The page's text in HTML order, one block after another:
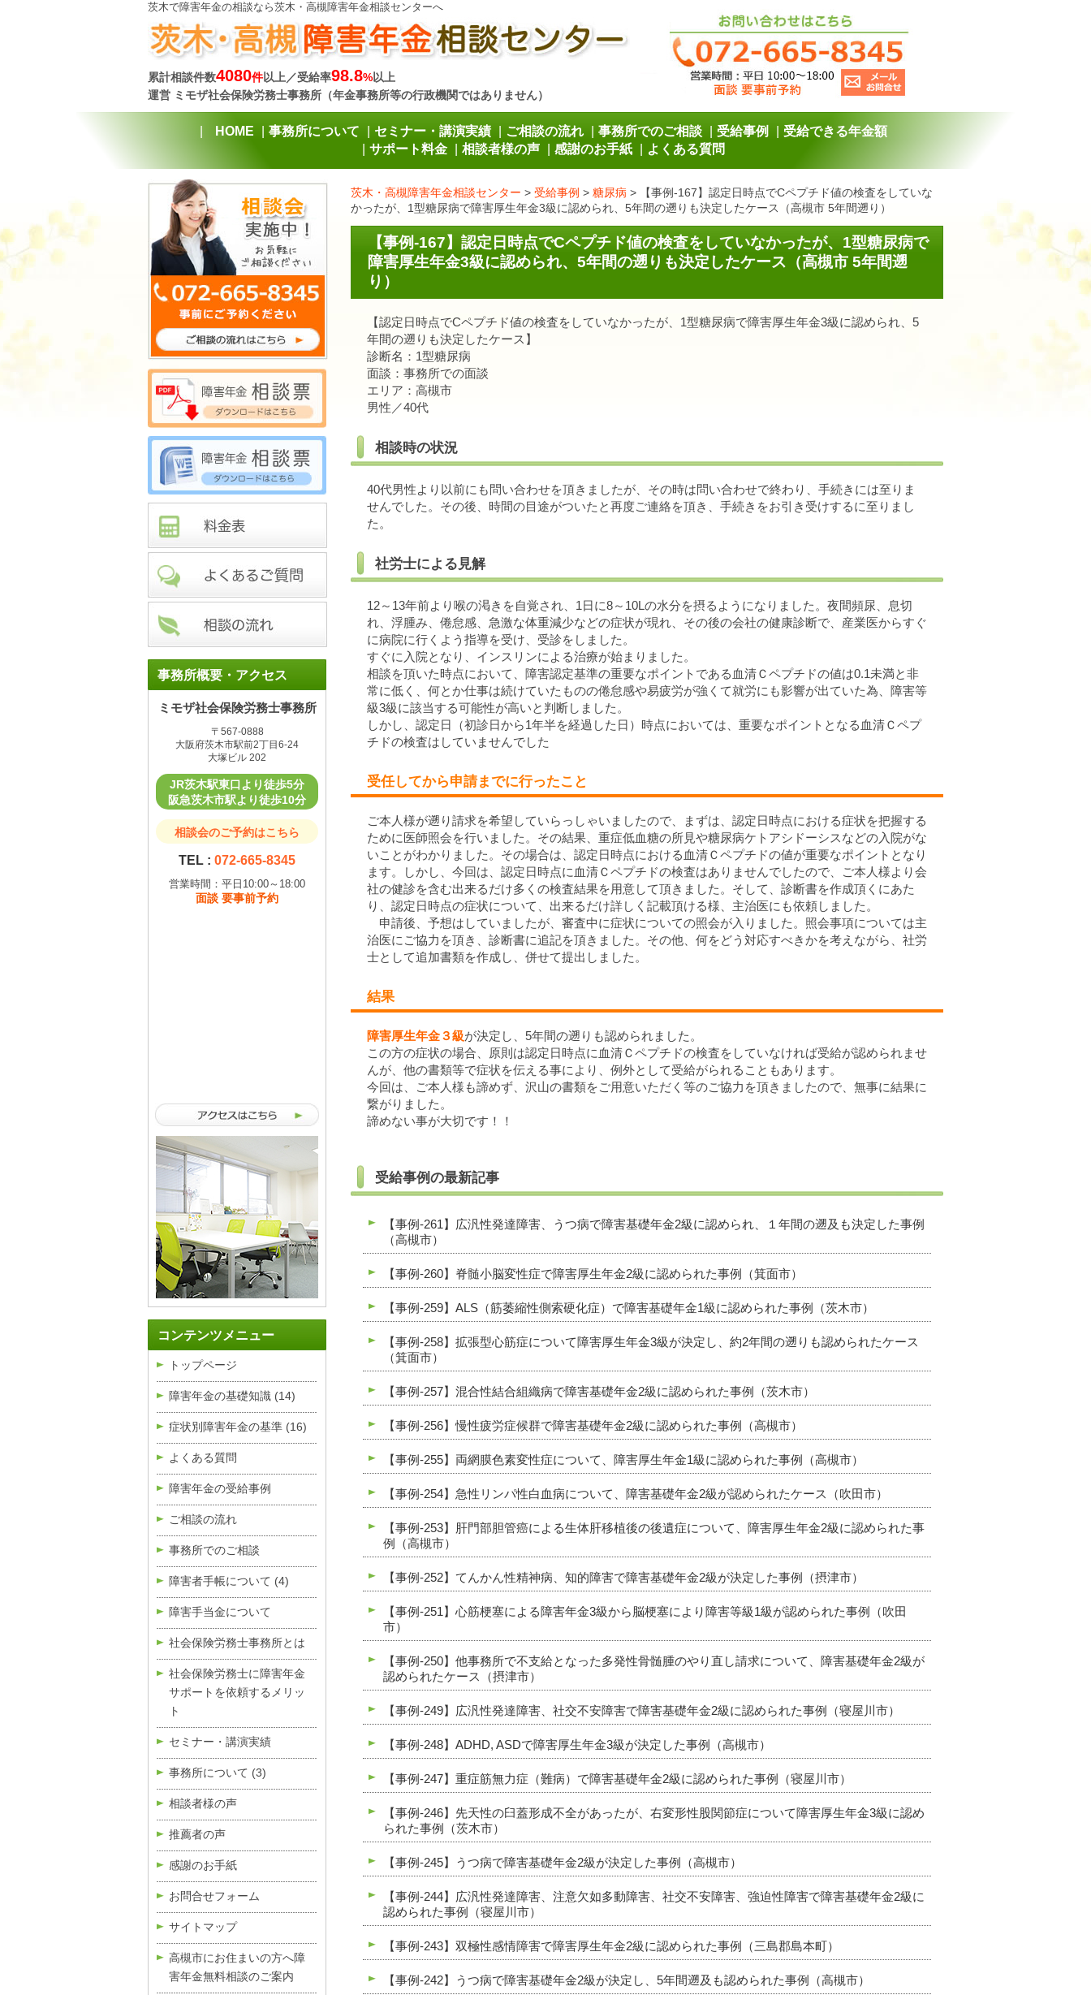
茨木で障害年金の相談なら茨木・高槻障害年金相談センターへ
累計相談件数4080件以上／受給率98.8%以上
運営 ミモザ社会保険労務士事務所（年金事務所等の行政機関ではありません）
HOME 事務所について セミナー・講演実績 ご相談の流れ 事務所でのご相談 受給事例
受給できる年金額
サポート料金
相談者様の声 感謝のお手紙 よくある質問
茨木・高槻障害年金相談センター > 受給事例 > 糖尿病 >
【事例-167】認定日時点でCペプチド値の検査をしていな
かったが、1型糖尿病で障害厚生年金3級に認められ、5年間の遡りも決定したケース（高槻市 5年間遡り）
【事例-167】認定日時点でCペプチド値の検査をしていなかったが、1型糖尿病で
障害厚生年金3級に認められ、5年間の遡りも決定したケース（高槻市 5年間遡
り）
【認定日時点でCペプチド値の検査をしていなかったが、1型糖尿病で障害厚生年金3級に認められ、5
年間の遡りも決定したケース】
診断名：1型糖尿病
面談：事務所での面談
エリア：高槻市
男性／40代
相談時の状況
40代男性より以前にも問い合わせを頂きましたが、その時は問い合わせで終わり、手続きには至りま
せんでした。その後、時間の目途がついたと再度ご連絡を頂き、手続きをお引き受けするに至りまし
た。
社労士による見解
12～13年前より喉の渇きを自覚され、1日に8～10Lの水分を摂るようになりました。夜間頻尿、息切
れ、浮腫み、倦怠感、急激な体重減少などの症状が現れ、その後の会社の健康診断で、産業医からすぐ
に病院に行くよう指導を受け、受診をしました。
すぐに入院となり、インスリンによる治療が始まりました。
相談を頂いた時点において、障害認定基準の重要なポイントである血清Ｃペプチドの値は0.1未満と非
常に低く、何とか仕事は続けていたものの倦怠感や易疲労が強くて就労にも影響が出ていた為、障害等
級3級に該当する可能性が高いと判断しました。
しかし、認定日（初診日から1年半を経過した日）時点においては、重要なポイントとなる血清Ｃペプ
チドの検査はしていませんでした
受任してから申請までに行ったこと
ご本人様が遡り請求を希望していらっしゃいましたので、まずは、認定日時点における症状を把握する
ために医師照会を行いました。その結果、重症低血糖の所見や糖尿病ケトアシドーシスなどの入院がな
いことがわかりました。その場合は、認定日時点における血清Ｃペプチドの値が重要なポイントとなり
ます。しかし、今回は、認定日時点に血清Ｃペプチドの検査はありませんでしたので、ご本人様より会
社の健診を含む出来るだけ多くの検査結果を用意して頂きました。そして、診断書を作成頂くにあた
り、認定日時点の症状について、出来るだけ詳しく記載頂ける様、主治医にも依頼しました。
申請後、予想はしていましたが、審査中に症状についての照会が入りました。照会事項については主
治医にご協力を頂き、診断書に追記を頂きました。その他、何をどう対応すべきかを考えながら、社労
士として追加書類を作成し、併せて提出しました。
結果
障害厚生年金３級が決定し、5年間の遡りも認められました。
この方の症状の場合、原則は認定日時点に血清Ｃペプチドの検査をしていなければ受給が認められませ
んが、他の書類等で症状を伝える事により、例外として受給がられることもあります。
今回は、ご本人様も諦めず、沢山の書類をご用意いただく等のご協力を頂きましたので、無事に結果に
繋がりました。
諦めない事が大切です！！
受給事例の最新記事
【事例-261】広汎性発達障害、うつ病で障害基礎年金2級に認められ、１年間の遡及も決定した事例
（高槻市）
【事例-260】脊髄小脳変性症で障害厚生年金2級に認められた事例（箕面市）
【事例-259】ALS（筋萎縮性側索硬化症）で障害基礎年金1級に認められた事例（茨木市）
【事例-258】拡張型心筋症について障害厚生年金3級が決定し、約2年間の遡りも認められたケース
（箕面市）
【事例-257】混合性結合組織病で障害基礎年金2級に認められた事例（茨木市）
【事例-256】慢性疲労症候群で障害基礎年金2級に認められた事例（高槻市）
【事例-255】両網膜色素変性症について、障害厚生年金1級に認められた事例（高槻市）
【事例-254】急性リンパ性白血病について、障害基礎年金2級が認められたケース（吹田市）
【事例-253】肝門部胆管癌による生体肝移植後の後遺症について、障害厚生年金2級に認められた事
例（高槻市）
【事例-252】てんかん性精神病、知的障害で障害基礎年金2級が決定した事例（摂津市）
【事例-251】心筋梗塞による障害年金3級から脳梗塞により障害等級1級が認められた事例（吹田
市）
【事例-250】他事務所で不支給となった多発性骨髄腫のやり直し請求について、障害基礎年金2級が
認められたケース（摂津市）
【事例-249】広汎性発達障害、社交不安障害で障害基礎年金2級に認められた事例（寝屋川市）
【事例-248】ADHD, ASDで障害厚生年金3級が決定した事例（高槻市）
【事例-247】重症筋無力症（難病）で障害基礎年金2級に認められた事例（寝屋川市）
【事例-246】先天性の臼蓋形成不全があったが、右変形性股関節症について障害厚生年金3級に認め
られた事例（茨木市）
【事例-245】うつ病で障害基礎年金2級が決定した事例（高槻市）
【事例-244】広汎性発達障害、注意欠如多動障害、社交不安障害、強迫性障害で障害基礎年金2級に
認められた事例（寝屋川市）
【事例-243】双極性感情障害で障害厚生年金2級に認められた事例（三島郡島本町）
【事例-242】うつ病で障害基礎年金2級が決定し、5年間遡及も認められた事例（高槻市）
事務所概要・アクセス
ミモザ社会保険労務士事務所
〒567-0888
大阪府茨木市駅前2丁目6-24
大塚ビル 202
JR茨木駅東口より徒歩5分
阪急茨木市駅より徒歩10分
相談会のご予約はこちら
TEL : 072-665-8345
営業時間：平日10:00～18:00
面談 要事前予約
コンテンツメニュー
トップページ
障害年金の基礎知識 (14)
症状別障害年金の基準 (16)
よくある質問
障害年金の受給事例
ご相談の流れ
事務所でのご相談
障害者手帳について (4)
障害手当金について
社会保険労務士事務所とは
社会保険労務士に障害年金
サポートを依頼するメリッ
ト
セミナー・講演実績
事務所について (3)
相談者様の声
推薦者の声
感謝のお手紙
お問合せフォーム
サイトマップ
高槻市にお住まいの方へ障
害年金無料相談のご案内